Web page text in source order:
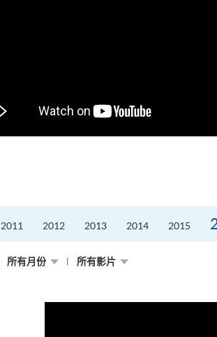
2011 2012 2013 2014 2015
所有月份 所有影片